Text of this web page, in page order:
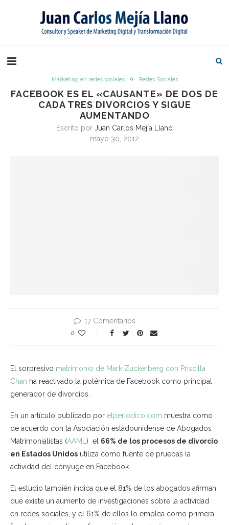
Marketing en redes sociales Redes Sociales
FACEBOOK ES EL «CAUSANTE» DE DOS DE
CADA TRES DIVORCIOS Y SIGUE
AUMENTANDO
Escrito por Juan Carlos Mejía Llano
mayo 30, 2012
17 Comentarios
0
El sorpresivo matrimonio de Mark Zuckerberg con Priscilla
Chan ha reactivado la polémica de Facebook como principal
generador de divorcios.
En un artículo publicado por elperiodico.com muestra como
de acuerdo con la Asociación estadounidense de Abogados
Matrimonialistas (AAML ) el 66% de los procesos de divorcio
en Estados Unidos utiliza como fuente de pruebas la
actividad del cónyuge en Facebook.
El estudio también indica que el 81% de los abogados afirman
que existe un aumento de investigaciones sobre la actividad
en redes sociales, y el 61% de ellos lo emplea como primera